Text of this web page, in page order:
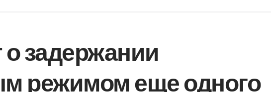
задержании
режимом еще одного